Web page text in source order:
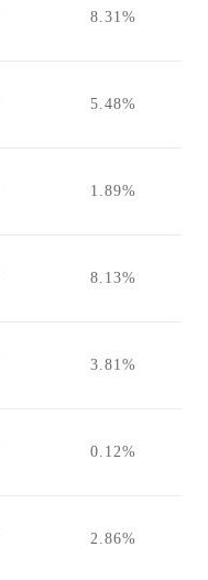
8.31%
5.48%
1.89%
8.13%
3.81%
0.12%
2.86%